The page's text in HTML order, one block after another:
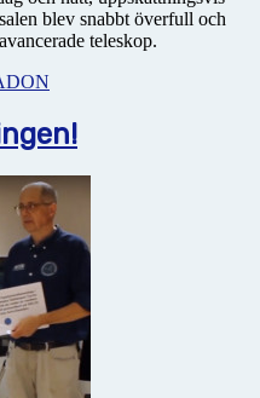
blev snabbt överfull och
teleskop.